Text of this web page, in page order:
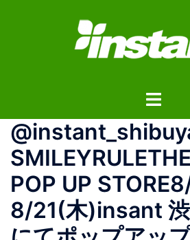
ス
ト
ル
メ
ニ
ュ
POP UP
8/21(木)insant